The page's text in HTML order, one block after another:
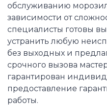
обслуживанию
зависимости от
специалисты готовы
устранить любую
без выходных и
срочного вызова
гарантирован
предоставление
работы.